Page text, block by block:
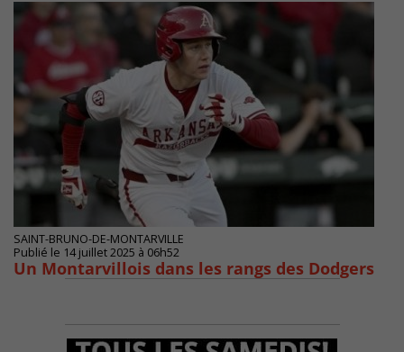
SAINT-BRUNO-DE-MONTARVILLE
Publié le 14 juillet 2025 à 06h52
Un Montarvillois dans les rangs des Dodgers